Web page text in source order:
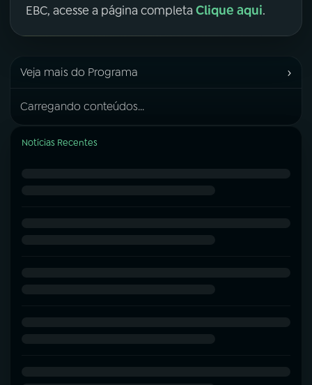
EBC, acesse a página completa Clique aqui.
Veja mais do Programa ›
Carregando conteúdos...
Notícias Recentes